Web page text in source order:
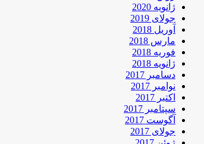
ژانویه 2020
جولای 2019
آوریل 2018
مارس 2018
فوریه 2018
ژانویه 2018
دسامبر 2017
نوامبر 2017
اکتبر 2017
سپتامبر 2017
آگوست 2017
جولای 2017